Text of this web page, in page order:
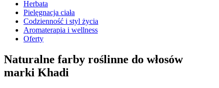
Herbata
Pielęgnacja ciała
Codzienność i styl życia
Aromaterapia i wellness
Oferty
Naturalne farby roślinne do włosów
marki Khadi